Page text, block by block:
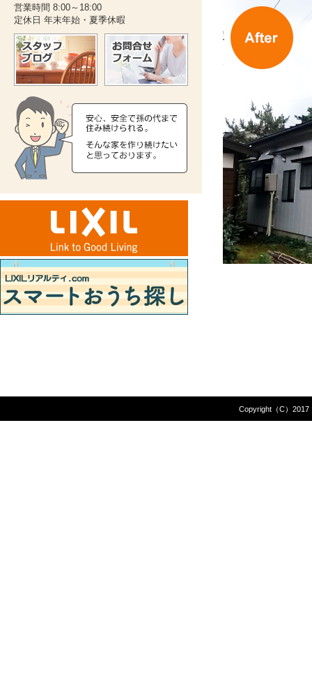
営業時間 8:00～18:00
定休日 年末年始・夏季休暇
Copyright（C）2017